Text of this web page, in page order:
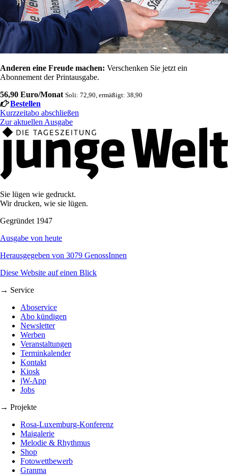
Anderen eine Freude machen: Verschenken Sie jetzt ein
Abonnement der Printausgabe.
56,90 Euro/Monat Soli: 72,90, ermäßigt: 38,90
Bestellen
Kurzzeitabo abschließen
Zur aktuellen Ausgabe
Sie lügen wie gedruckt.
Wir drucken, wie sie lügen.
Gegründet 1947
Ausgabe von heute
Herausgegeben von 3079 GenossInnen
Diese Website auf einen Blick
→ Service
Aboservice
Abo kündigen
Newsletter
Werben
Veranstaltungen
Terminkalender
Kontakt
Kiosk
jW-App
Jobs
→ Projekte
Rosa-Luxemburg-Konferenz
Maigalerie
Melodie & Rhythmus
Shop
Fotowettbewerb
Granma